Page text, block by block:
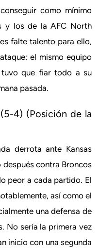
como mínimo
y los de la AFC North
falte talento para ello,
el mismo equipo
que fiar todo a su
pasada.
(5-4) (Posición de la
derrota ante Kansas
contra Broncos
peor a cada partido. El
así como el
una defensa de
No sería la primera vez
inicio con una segunda